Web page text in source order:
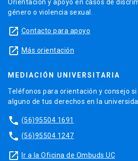
Orientación y apoyo en casos de
género o violencia sexual.
launch Contacto para apoyo
launch Más orientación
MEDIACIÓN UNIVERSITARIA
Teléfonos para orientación y consejo
alguno de tus derechos en la
phone (56)95504 1691
phone (56)95504 1247
launch Ir a la Oficina de Ombuds UC